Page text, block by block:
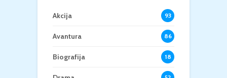
Akcija 93
Avantura 86
Biografija 18